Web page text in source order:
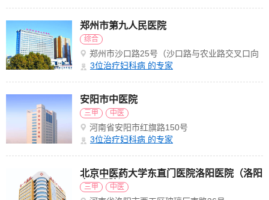
郑州市第九人民医院
综合
郑州市沙口路25号（沙口路与农业路交叉口向
北）
3位治疗妇科病 的专家
安阳市中医院
三甲 中医
河南省安阳市红旗路150号
3位治疗妇科病 的专家
北京中医药大学东直门医院洛阳医院（洛阳
市中医院）
三甲 中医